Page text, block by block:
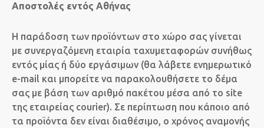
Αποστολές εντός Αθήνας
H παράδοση των προϊόντων στο χώρο σας γίνεται
με συνεργαζόμενη εταιρία ταχυμεταφορών συνήθως
εντός μίας ή δύο εργάσιμων (θα λάβετε ενημερωτικό
e-mail και μπορείτε να παρακολουθήσετε το δέμα
σας με βάση των αριθμό πακέτου μέσα από το site
της εταιρείας courier). Σε περίπτωση που κάποιο από
τα προϊόντα δεν είναι διαθέσιμο, ο χρόνος αναμονής